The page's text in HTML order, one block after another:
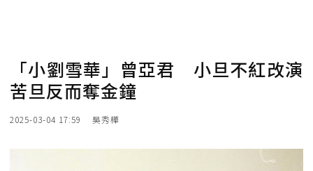
「小劉雪華」曾亞君 小旦不紅改演
苦旦反而奪金鐘
2025-03-04 17:59 吳秀樺